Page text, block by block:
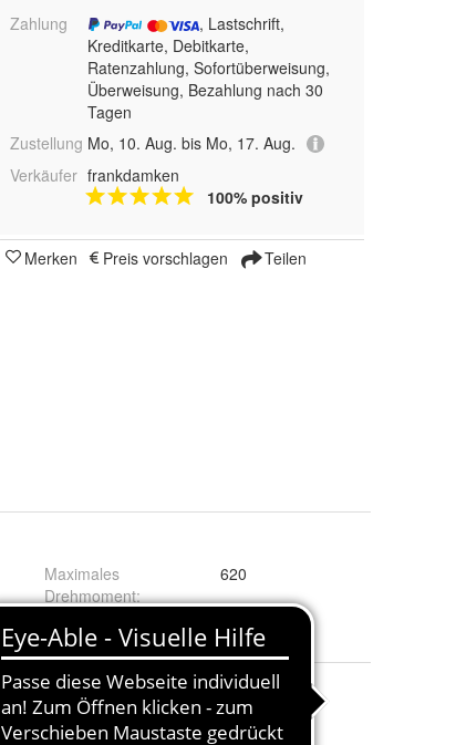
Zahlung
, Lastschrift,
Kreditkarte, Debitkarte,
Ratenzahlung, Sofortüberweisung,
Überweisung, Bezahlung nach 30
Tagen
Zustellung Mo, 10. Aug. bis Mo, 17. Aug.
Verkäufer frankdamken
100% positiv
Merken Preis vorschlagen Teilen
Maximales
Drehmoment:
620